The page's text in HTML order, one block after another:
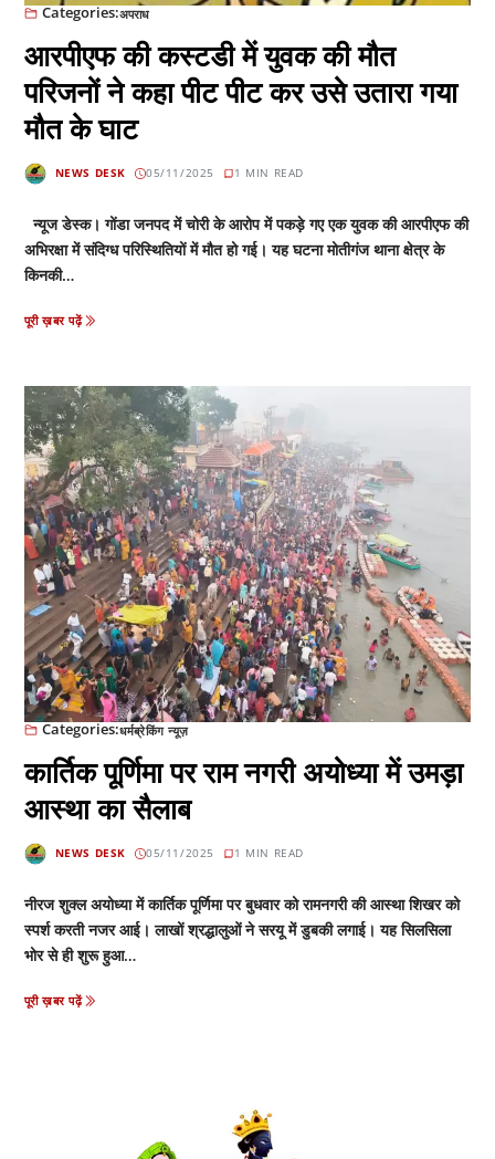
Categories:अपराध
आरपीएफ की कस्टडी में युवक की मौत
परिजनों ने कहा पीट पीट कर उसे उतारा गया
मौत के घाट
NEWS DESK 05/11/2025 1 MIN READ
न्यूज डेस्क। गोंडा जनपद में चोरी के आरोप में पकड़े गए एक युवक की आरपीएफ की
अभिरक्षा में संदिग्ध परिस्थितियों में मौत हो गई। यह घटना मोतीगंज थाना क्षेत्र के
किनकी…
पूरी ख़बर पढ़ें
Categories:धर्मब्रेकिंग न्यूज़
कार्तिक पूर्णिमा पर राम नगरी अयोध्या में उमड़ा
आस्था का सैलाब
NEWS DESK 05/11/2025 1 MIN READ
नीरज शुक्ल अयोध्या में कार्तिक पूर्णिमा पर बुधवार को रामनगरी की आस्था शिखर को
स्पर्श करती नजर आई। लाखों श्रद्धालुओं ने सरयू में डुबकी लगाई। यह सिलसिला
भोर से ही शुरू हुआ…
पूरी ख़बर पढ़ें